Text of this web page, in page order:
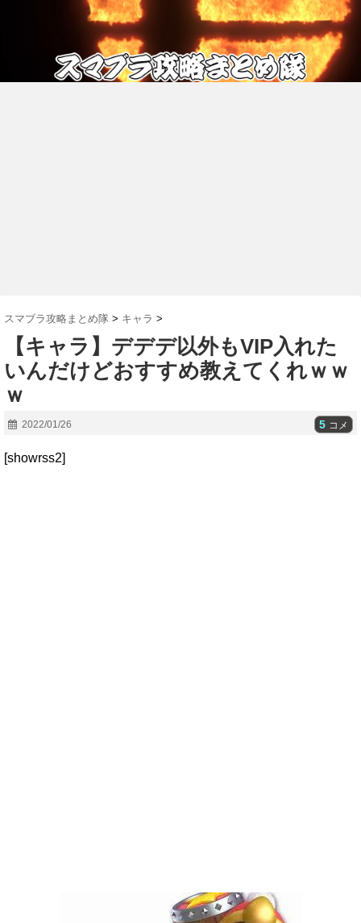
スマブラ攻略まとめ隊 > キャラ >
【キャラ】デデデ以外もVIP入れた
いんだけどおすすめ教えてくれｗｗ
ｗ
2022/01/26 5 コメ
[showrss2]